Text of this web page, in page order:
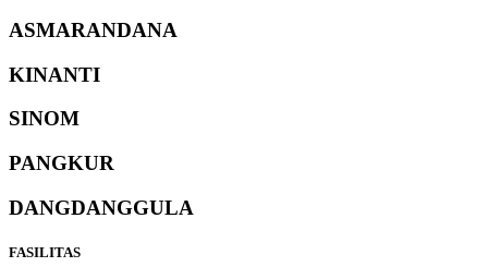
ASMARANDANA
KINANTI
SINOM
PANGKUR
DANGDANGGULA
FASILITAS